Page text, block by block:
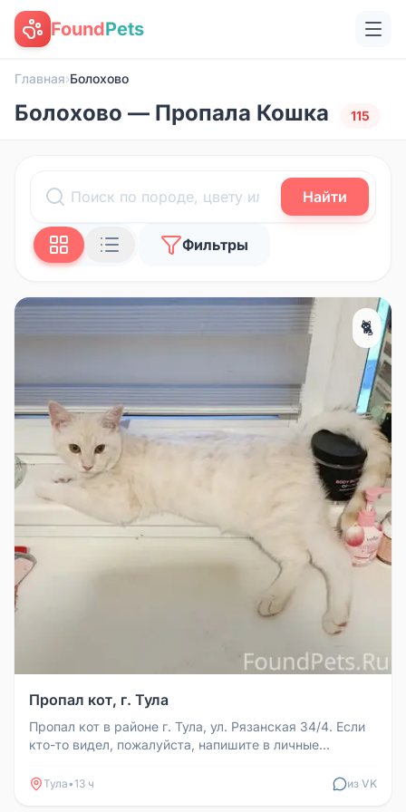
FoundPets
Главная›Болохово
Болохово — Пропала Кошка 115
Найти
Фильтры
🐈
Пропал кот, г. Тула
Пропал кот в районе г. Тула, ул. Рязанская 34/4. Если
кто-то видел, пожалуйста, напишите в личные
Тула•13 ч из VK